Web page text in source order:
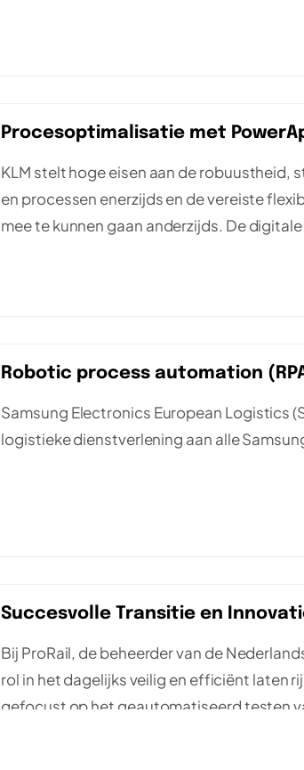
Procesoptimalisatie met
KLM stelt hoge eisen aan de
en processen enerzijds en de vereiste
mee te kunnen gaan anderzijds. De
Robotic process automation
Samsung Electronics European Logistics
logistieke dienstverlening aan alle
Succesvolle Transitie en
Bij ProRail, de beheerder van de
rol in het dagelijks veilig en efficiënt laten
gefocust op het geautomatiseerd testen